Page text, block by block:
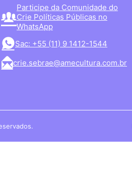
Participe da Comunidade do
Crie Políticas Públicas no
WhatsApp
Sac: +55 (11) 9 1412-1544
crie.sebrae@amecultura.com.br